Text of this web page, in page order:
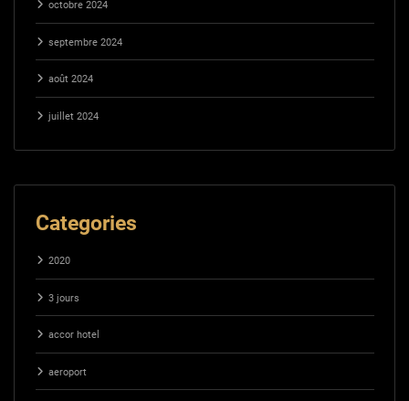
octobre 2024
septembre 2024
août 2024
juillet 2024
Categories
2020
3 jours
accor hotel
aeroport